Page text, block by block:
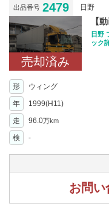
出品番号 2479 日野
売却済み
【
日野
ック
形 ウィング
年
1999(H11)
走 96.0万km
検
-
お問い